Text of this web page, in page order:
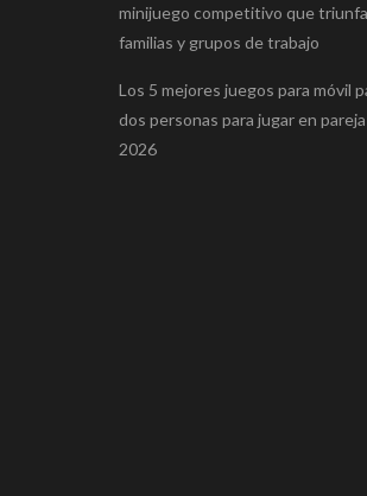
minijuego competitivo que
familias y grupos de trabajo
Los 5 mejores juegos para móvil
dos personas para jugar en
2026